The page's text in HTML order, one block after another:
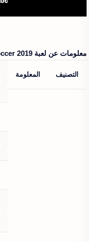
معلومات عن لعبة Dream League Soccer 2019‏
التصنيف
المعلومة